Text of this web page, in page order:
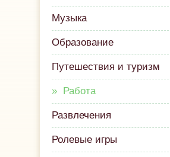
Музыка
Образование
Путешествия и туризм
Работа
Развлечения
Ролевые игры